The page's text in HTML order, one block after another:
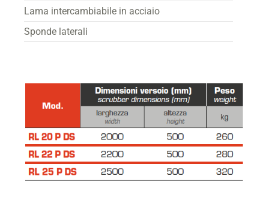
Lama intercambiabile in acciaio
Sponde laterali